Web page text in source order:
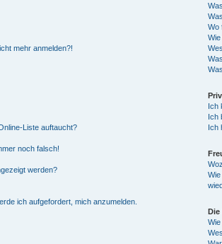
mehr anmelden?!
Liste auftaucht?
noch falsch!
werden?
ich aufgefordert, mich anzumelden.
Wo
Ich
Ich
Ich
Die